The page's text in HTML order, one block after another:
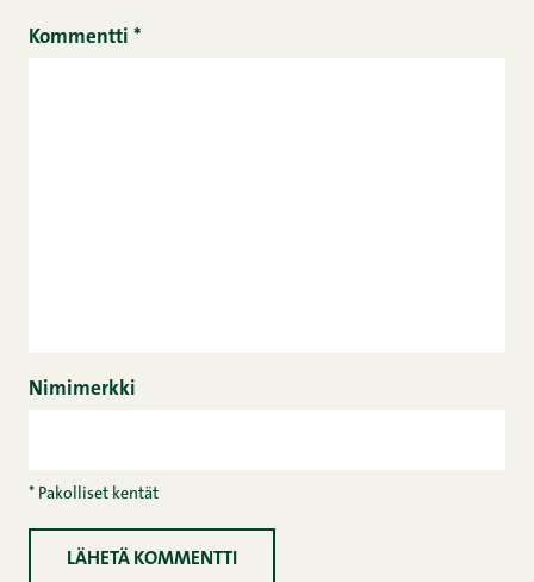
Kommentti *
Nimimerkki
* Pakolliset kentät